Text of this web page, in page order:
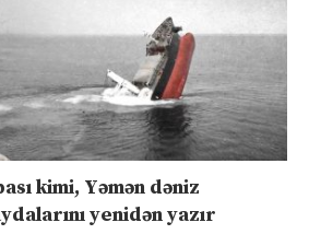
kimi, Yəmən dəniz
yenidən yazır